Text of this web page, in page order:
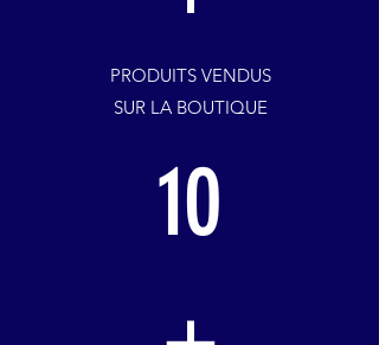
PRODUITS VENDUS
SUR LA BOUTIQUE
10